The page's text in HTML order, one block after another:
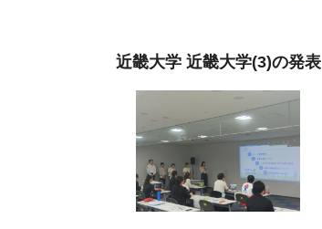
近畿大学 近畿大学(3)の発表